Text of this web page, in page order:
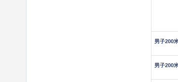
男子200
男子200